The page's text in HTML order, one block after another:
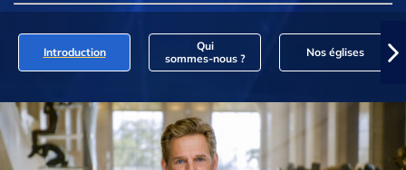
Introduction
Qui
sommes‑nous ?
Nos églises